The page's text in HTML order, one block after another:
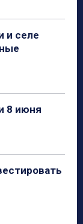
и селе
8 июня